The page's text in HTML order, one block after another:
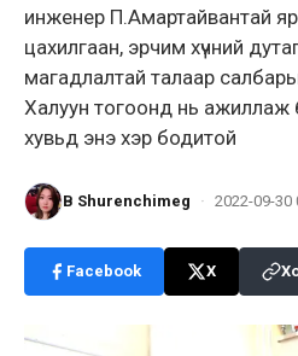
инженер П.Амартайвантай
цахилгаан, эрчим хүчний
магадлалтай талаар
Халуун тогоонд нь ажиллаж
хувьд энэ хэр бодитой
B Shurenchimeg · 2022-09-30
Facebook X